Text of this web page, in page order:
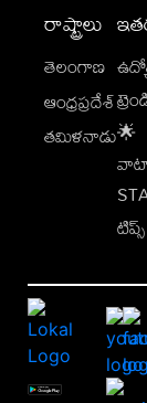
రాష్ట్రాలు
తెలంగాణ
ఆంధ్రప్రదేశ్
తమిళనాడు🌟
టిప్స్